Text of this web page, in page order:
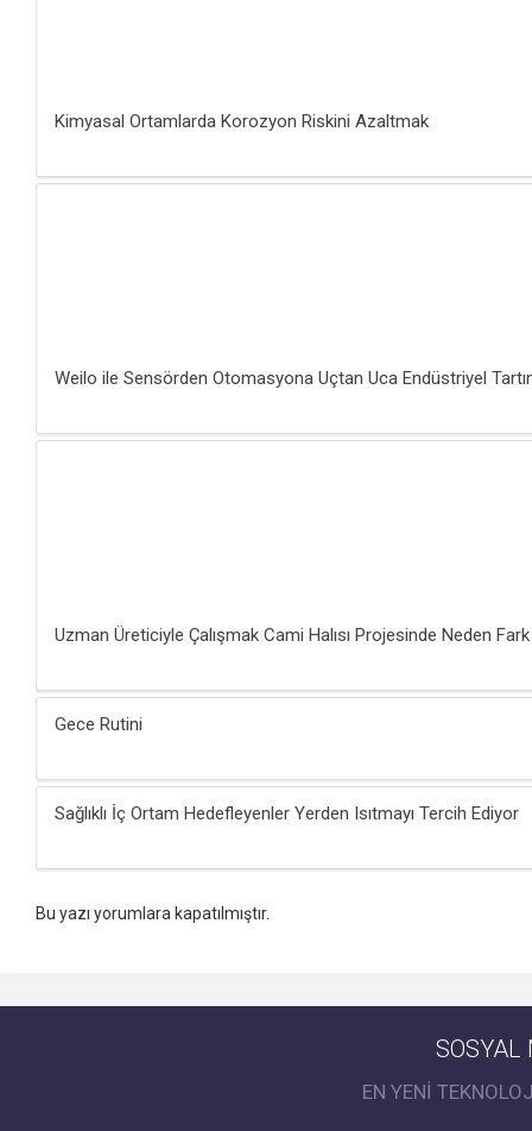
Kimyasal Ortamlarda Korozyon Riskini Azaltmak
Weilo ile Sensörden Otomasyona Uçtan Uca Endüstriyel
Uzman Üreticiyle Çalışmak Cami Halısı Projesinde Neden Fark
Gece Rutini
Sağlıklı İç Ortam Hedefleyenler Yerden Isıtmayı Tercih Ediyor
Bu yazı yorumlara kapatılmıştır.
SOSYAL
EN YENİ